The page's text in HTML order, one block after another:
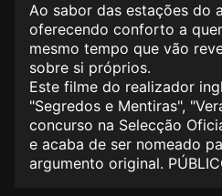
Ao sabor das estações do
oferecendo conforto a
mesmo tempo que vão
sobre si próprios.
Este filme do realizador
"Segredos e Mentiras",
concurso na Selecção
e acaba de ser nomeado
argumento original.